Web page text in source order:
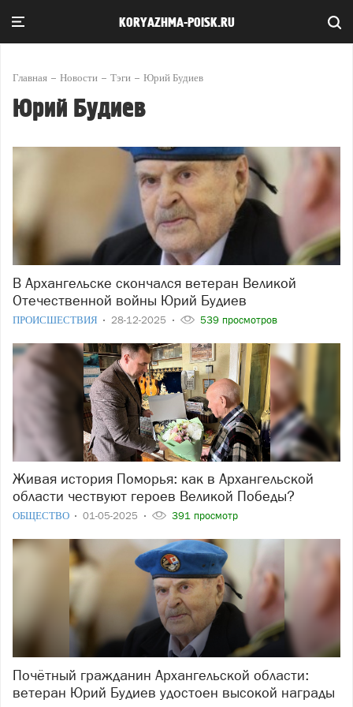
KORYAZHMA-POISK.RU
Главная Новости Тэги Юрий Будиев
Юрий Будиев
В Архангельске скончался ветеран Великой
Отечественной войны Юрий Будиев
ПРОИСШЕСТВИЯ 28-12-2025 539 просмотров
Живая история Поморья: как в Архангельской
области чествуют героев Великой Победы?
ОБЩЕСТВО 01-05-2025 391 просмотр
Почётный гражданин Архангельской области:
ветеран Юрий Будиев удостоен высокой награды